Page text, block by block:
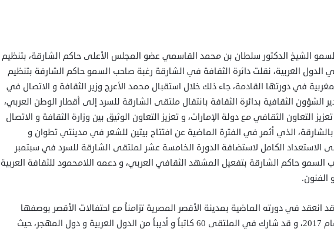
الشيخ الدكتور سلطان بن محمد القاسمي عضو المجلس الأعلى حاكم الشارقة، بتنظيم
العربية، نقلت دائرة الثقافة في الشارقة رغبة صاحب السمو حاكم الشارقة بتنظيم
في دورتها القادمة، جاء ذلك خلال استقبال محمد الأعرج وزير الثقافة و الاتصال في
الشؤون الثقافية بدائرة الثقافة بانتقال ملتقى الشارقة للسرد إلى أقطار الوطن العربي،
التعاون الثقافي مع دولة الإمارات، و تعزيز التعاون الوثيق بين وزارة الثقافة و الاتصال
بالشارقة، الذي أثمر في الفترة الماضية عن افتتاح بيتين للشعر في مدينتي تطوان و
الاستعداد الكامل لاستضافة الدورة الخامسة عشر لملتقى الشارقة للسرد في سبتمبر
السمو حاكم الشارقة بتفعيل المشهد الثقافي العربي، و دعمه اللامحمود للثقافة العربية
الفنون.
انعقد في دورته الماضية بمدينة الأقصر المصرية تزامناً مع احتفالات الأقصر بوصفها
عاصمة للثقافة العربية عام 2017، و قد شارك في الملتقى 60 كاتباً و أديباً من الدول العربية و دول المهجر، حيث